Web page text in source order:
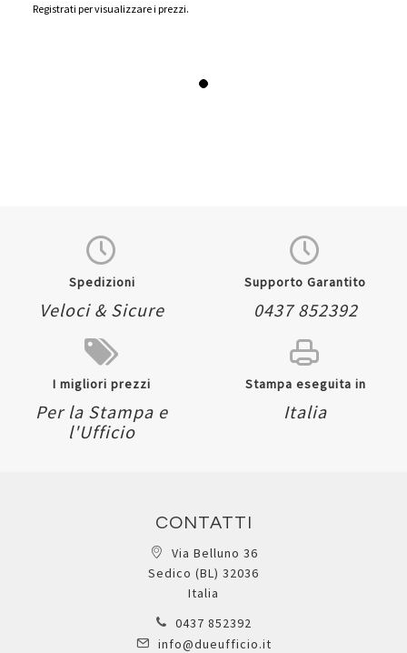
Registrati per visualizzare i prezzi.
Spedizioni
Veloci & Sicure
Supporto Garantito
0437 852392
I migliori prezzi
Per la Stampa e
l'Ufficio
Stampa eseguita in
Italia
CONTATTI
Via Belluno 36
Sedico (BL) 32036
Italia
0437 852392
info@dueufficio.it